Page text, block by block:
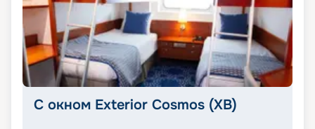
С окном Exterior Cosmos (XB)